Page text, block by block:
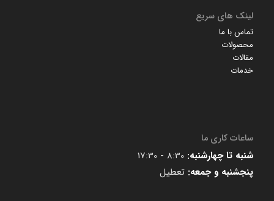
لینک های سریع
تماس با ما
محصولات
مقالات
خدمات
ساعات کاری ما
شنبه تا چهارشنبه: 8:30 - 17:30
پنجشنبه و جمعه: تعطیل